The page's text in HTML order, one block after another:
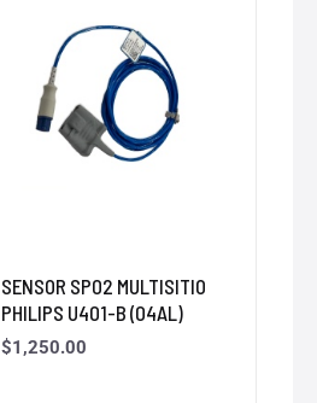
SENSOR SP02 MULTISITIO
PHILIPS U401-B (04AL)
$1,250.00